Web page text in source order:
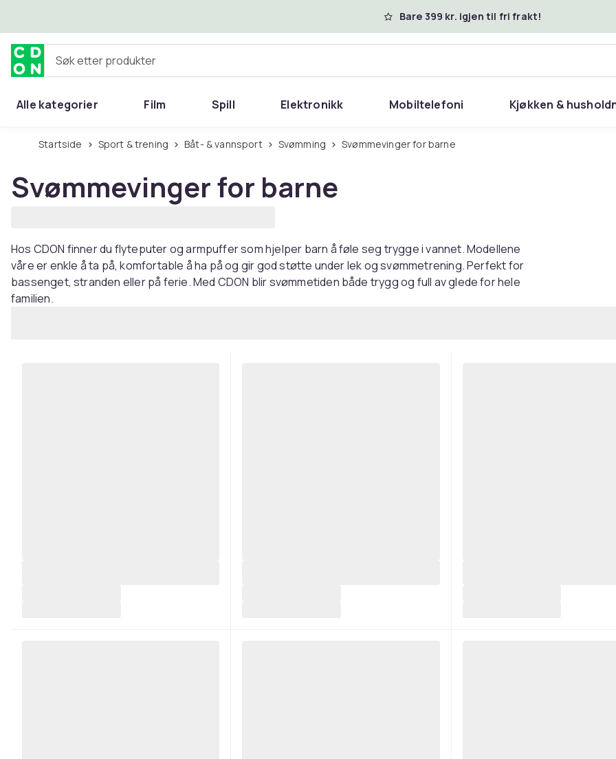
Bare 399 kr. igjen til fri frakt!
Søk etter produkter
Alle kategorier Film Spill Elektronikk Mobiltelefoni Kjøkken &
Startside Sport & trening Båt- & vannsport Svømming Svømmevinger for barne
Svømmevinger for barne
Hos CDON finner du flyteputer og armpuffer som hjelper barn å føle seg trygge i vannet. Modellene
våre er enkle å ta på, komfortable å ha på og gir god støtte under lek og svømmetrening. Perfekt for
bassenget, stranden eller på ferie. Med CDON blir svømmetiden både trygg og full av glede for hele
familien.